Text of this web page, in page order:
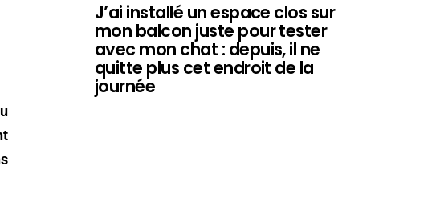
J’ai installé un espace clos sur
mon balcon juste pour tester
avec mon chat : depuis, il ne
quitte plus cet endroit de la
journée